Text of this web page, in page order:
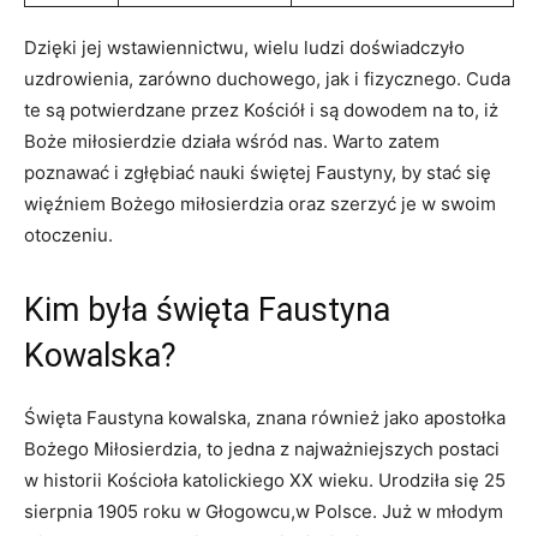
Dzięki jej wstawiennictwu, wielu ludzi doświadczyło
uzdrowienia,⁢ zarówno duchowego,​ jak i fizycznego. Cuda
te są potwierdzane‌ przez Kościół i są dowodem na to, iż
Boże miłosierdzie działa ⁣wśród nas. Warto ⁣zatem
poznawać​ i zgłębiać nauki świętej Faustyny,‌ by stać się
⁣więźniem⁤ Bożego miłosierdzia oraz szerzyć je w swoim
otoczeniu.
Kim była święta Faustyna
Kowalska?
Święta⁢ Faustyna kowalska, znana również jako apostołka
Bożego Miłosierdzia, to jedna z najważniejszych postaci
w historii Kościoła‌ katolickiego XX wieku. Urodziła się 25
sierpnia 1905 roku w Głogowcu,w Polsce. Już w młodym